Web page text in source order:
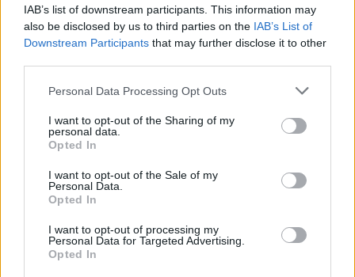
IAB’s list of downstream participants. This information may
also be disclosed by us to third parties on the IAB’s List of
Downstream Participants that may further disclose it to other
Personal Data Processing Opt Outs
I want to opt-out of the Sharing of my
personal data.
Opted In
I want to opt-out of the Sale of my
Personal Data.
Opted In
I want to opt-out of processing my
Personal Data for Targeted Advertising.
Opted In
Mikko Rantanen venytti
otteluun – lapa jäähän ja nimi
Venyy mutta ei pauku! Ukko-
tuplatorjunnan – torjunnat jäivät
LIITTYVÄT ARTIKKELIT
Leijonat julkisti ketjut Sveitsi-peliin –
Aleksander Barkov tekee paluun